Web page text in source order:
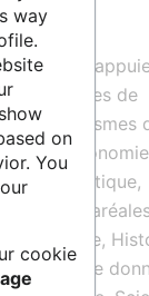
PSL
par aires de
organismes
: Droit Economie
et esthétique,
Etudes
Chimie,
de
way
on
You
cookie